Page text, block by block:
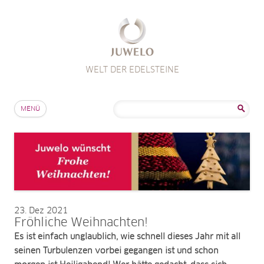
WELT DER EDELSTEINE
MENÜ
23 Dez 2021
Fröhliche Weihnachten!
Es ist einfach unglaublich, wie schnell dieses Jahr mit all
seinen Turbulenzen vorbei gegangen ist und schon